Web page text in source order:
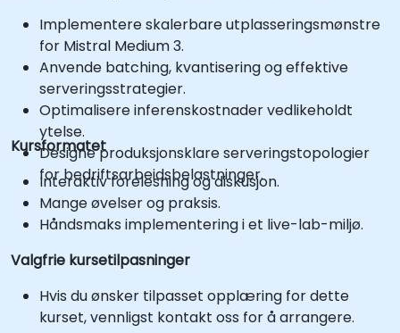
Implementere skalerbare utplasseringsmønstre
for Mistral Medium 3.
Anvende batching, kvantisering og effektive
serveringsstrategier.
Optimalisere inferenskostnader vedlikeholdt
ytelse.
Designe produksjonsklare serveringstopologier
for bedriftsarbeidsbelastninger.
Kursformatet
Interaktiv forelesning og diskusjon.
Mange øvelser og praksis.
Håndsmaks implementering i et live-lab-miljø.
Valgfrie kursetilpasninger
Hvis du ønsker tilpasset opplæring for dette
kurset, vennligst kontakt oss for å arrangere.